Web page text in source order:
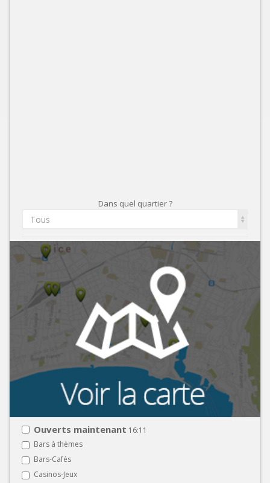
Dans quel quartier ?
Tous
Ouverts maintenant 16:11
Bars à thèmes
Bars-Cafés
Casinos-Jeux